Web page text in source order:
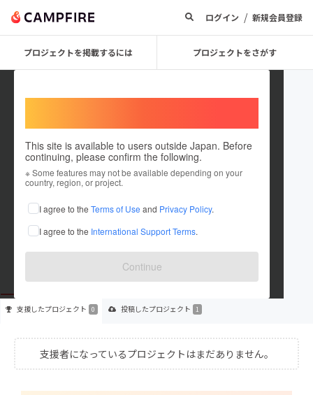
ログイン / 新規会員登録
プロジェクトを掲載するには プロジェクトをさがす
This site is available to users outside Japan. Before
continuing, please confirm the following.
※ Some features may not be available depending on your
country, region, or project.
I agree to the Terms of Use and Privacy Policy.
I agree to the International Support Terms.
Continue
Papalina
これまでに1件のプロジェクトを投稿しています
在住国：日本 現在地：東京都
出身国：日本 出身地：東京都
支援したプロジェクト 0 投稿したプロジェクト 1
支援者になっているプロジェクトはまだありません。